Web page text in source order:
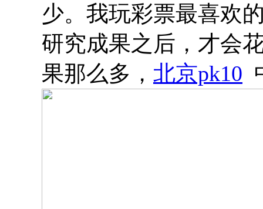
少。我玩彩票最喜欢
研究成果之后，才会
果那么多， 北京pk10